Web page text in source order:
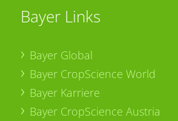
Bayer Links
Bayer Global
Bayer CropScience World
Bayer Karriere
Bayer CropScience Austria